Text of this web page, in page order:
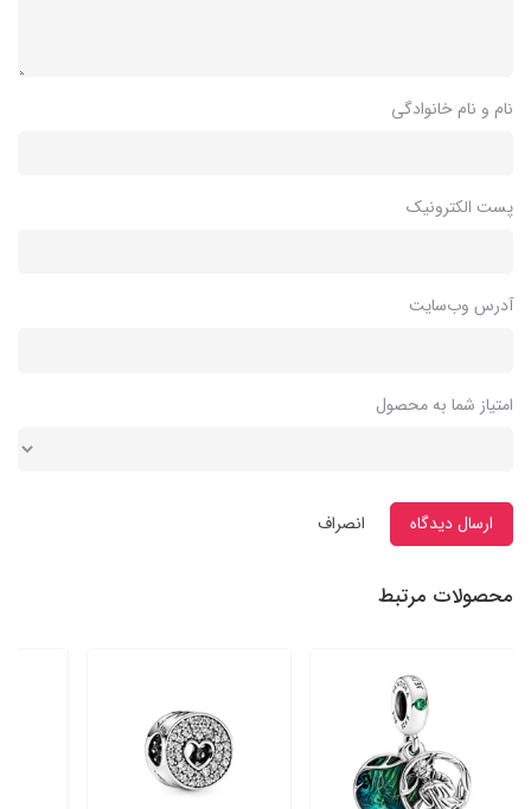
نام و نام خانوادگی
پست الکترونیک
آدرس وب‌سایت
امتیاز شما به محصول
ارسال دیدگاه انصراف
محصولات مرتبط